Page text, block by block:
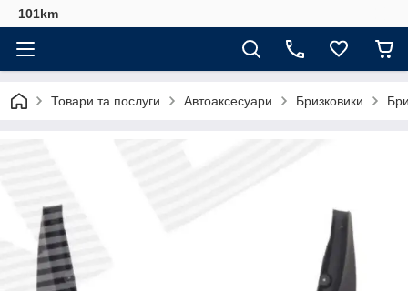
101km
Товари та послуги Автоаксесуари Бризковики